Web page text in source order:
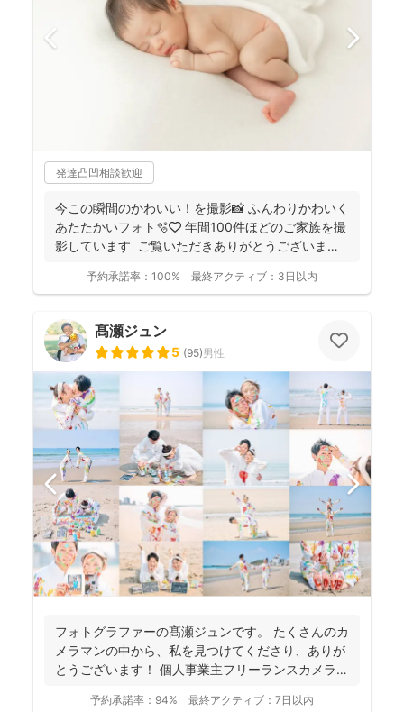
発達凸凹相談歓迎
今この瞬間のかわいい！を撮影📸 ふんわりかわいく
あたたかいフォト🫧🤍 年間100件ほどのご家族を撮
影しています ご覧いただきありがとうございま
予約承諾率： 100% 最終アクティブ： 3日以内
髙瀬ジュン
5 (95)男性
フォトグラファーの髙瀬ジュンです。 たくさんのカ
メラマンの中から、私を見つけてくださり、ありが
とうございます！ 個人事業主フリーランスカメラマ
予約承諾率： 94% 最終アクティブ： 7日以内